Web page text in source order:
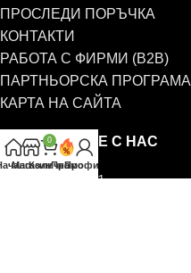
ПРОСЛЕДИ ПОРЪЧКА
КОНТАКТИ
РАБОТА С ФИРМИ (B2B)
ПАРТНЬОРСКА ПРОГРАМА
КАРТА НА САЙТА
СВЪРЖЕТЕ СЕ С НАС
0885 323 661
Магазин
0
Количка
Промо
Профил